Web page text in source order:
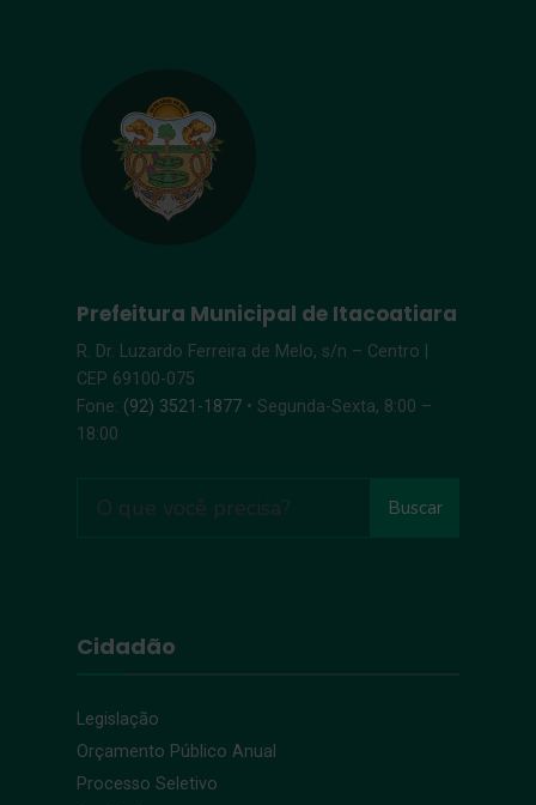
Prefeitura Municipal de Itacoatiara
R. Dr. Luzardo Ferreira de Melo, s/n – Centro |
CEP 69100-075
Fone: (92) 3521-1877 • Segunda-Sexta, 8:00 –
18:00
Buscar
Cidadão
Legislação
Orçamento Público Anual
Processo Seletivo